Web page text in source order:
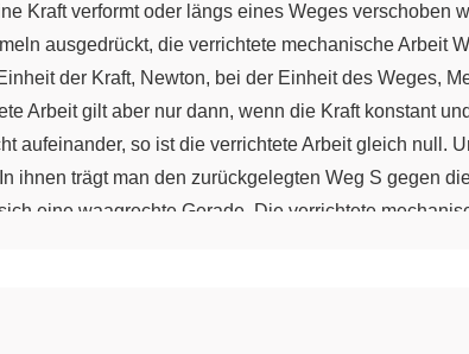
Kraft verformt oder längs eines Weges verschoben
ausgedrückt, die verrichtete mechanische Arbeit
der Kraft, Newton, bei der Einheit des Weges,
Arbeit gilt aber nur dann, wenn die Kraft konstant
aufeinander, so ist die verrichtete Arbeit gleich null.
ihnen trägt man den zurückgelegten Weg S gegen
eine waagrechte Gerade. Die verrichtete
Gewichtskraft FG (FS = FG). FG ist gleich dem